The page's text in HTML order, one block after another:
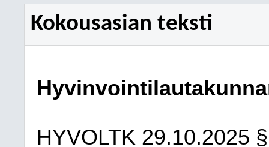
Kokousasian teksti
HYVOLTK 29.10.2025